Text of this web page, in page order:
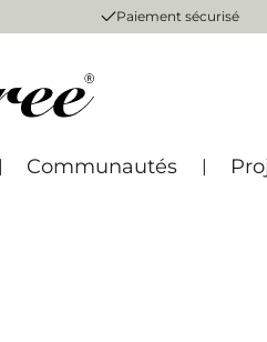
Paiement sécurisé
Communautés